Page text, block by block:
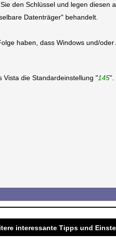
den Schlüssel und legen diesen
Datenträger" behandelt.
haben, dass Windows und/
Vista die Standardeinstellung "145".
interessante Tipps und